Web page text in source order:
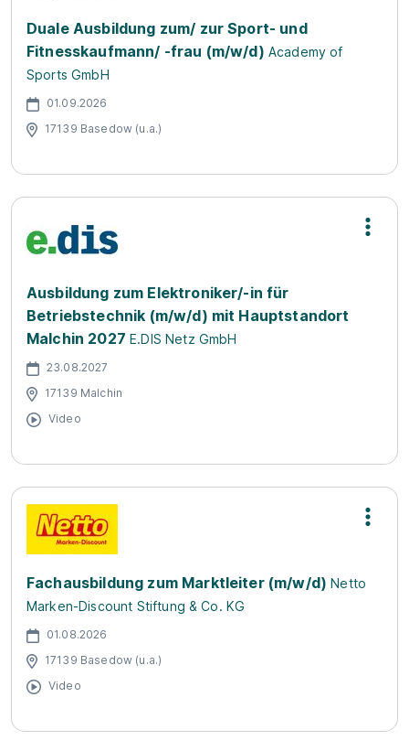
Duale Ausbildung zum/ zur Sport- und
Fitnesskaufmann/ -frau (m/w/d) Academy of
Sports GmbH
01.09.2026
17139 Basedow (u.a.)
Ausbildung zum Elektroniker/-in für
Betriebstechnik (m/w/d) mit Hauptstandort
Malchin 2027 E.DIS Netz GmbH
23.08.2027
17139 Malchin
Video
Fachausbildung zum Marktleiter (m/w/d) Netto
Marken-Discount Stiftung & Co. KG
01.08.2026
17139 Basedow (u.a.)
Video